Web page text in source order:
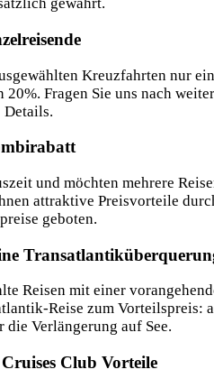
Kreuzfahrten nur
Fragen Sie uns nach
Details.
und möchten mehrere
attraktive Preisvorteile
geboten.
Reisen mit einer
Reise zum Vorteilspreis:
die Verlängerung auf See.
Club Vorteile